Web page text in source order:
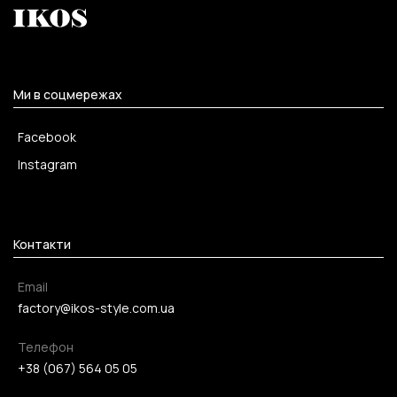
Ми в соцмережах
Facebook
Instagram
Контакти
Email
factory@ikos-style.com.ua
Телефон
+38 (067) 564 05 05